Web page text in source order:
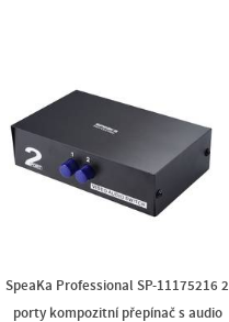
SpeaKa Professional SP-11175216 2
porty kompozitní přepínač s audio